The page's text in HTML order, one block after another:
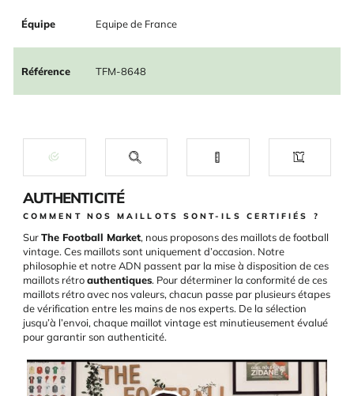
Équipe Equipe de France
Référence TFM-8648
AUTHENTICITÉ
COMMENT NOS MAILLOTS SONT-ILS CERTIFIÉS ?
SurThe Football Market, nous proposons des maillots de football
vintage. Ces maillots sont uniquement d’occasion. Notre
philosophie et notre ADN passent par la mise à disposition de ces
maillots rétroauthentiques. Pour déterminer la conformité de ces
maillots rétro avec nos valeurs, chacun passe par plusieurs étapes
de vérification entre les mains de nos experts. De la sélection
jusqu’à l’envoi, chaque maillot vintage est minutieusement évalué
pour garantir son authenticité.